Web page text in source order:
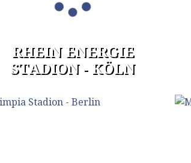
RHEIN ENERGIE
STADION - KÖLN